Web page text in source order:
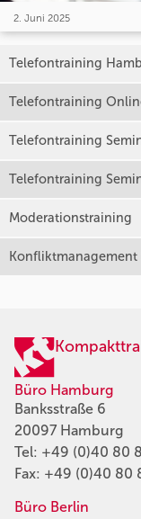
2. Juni 2025
Telefontraining
Telefontraining
Telefontraining
Telefontraining
Moderationstraining
Konfliktmanagement
Büro Hamburg
Banksstraße 6
20097 Hamburg
Tel: +49 (0)40 80
Fax: +49 (0)40 80
Büro Berlin